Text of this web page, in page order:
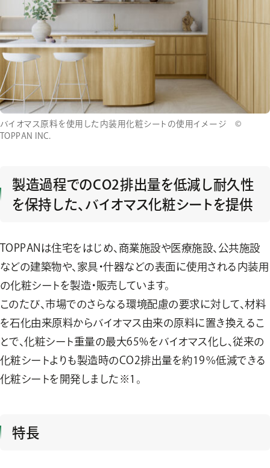
バイオマス原料を使用した内装用化粧シートの使用イメージ ©
TOPPAN INC.
製造過程でのCO2排出量を低減し耐久性
を保持した、バイオマス化粧シートを提供
TOPPANは住宅をはじめ、商業施設や医療施設、公共施設
などの建築物や、家具・什器などの表面に使用される内装用
の化粧シートを製造・販売しています。
このたび、市場でのさらなる環境配慮の要求に対して、材料
を石化由来原料からバイオマス由来の原料に置き換えるこ
とで、化粧シート重量の最大65%をバイオマス化し、従来の
化粧シートよりも製造時のCO2排出量を約19％低減できる
化粧シートを開発しました※1。
特長